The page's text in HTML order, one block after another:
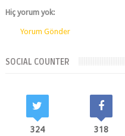
SOCIAL COUNTER
324 318
Likes